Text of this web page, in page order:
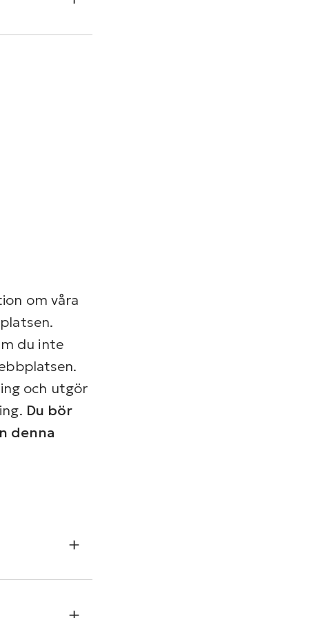
om våra
du inte
och utgör
Du bör
denna